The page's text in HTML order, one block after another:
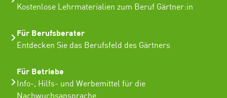
Kostenlose Lehrmaterialien zum Beruf Gärtner:in
Für Berufsberater
Entdecken Sie das Berufsfeld des Gärtners
Für Betriebe
Info-, Hilfs- und Werbemittel für die
Nachwuchsansprache